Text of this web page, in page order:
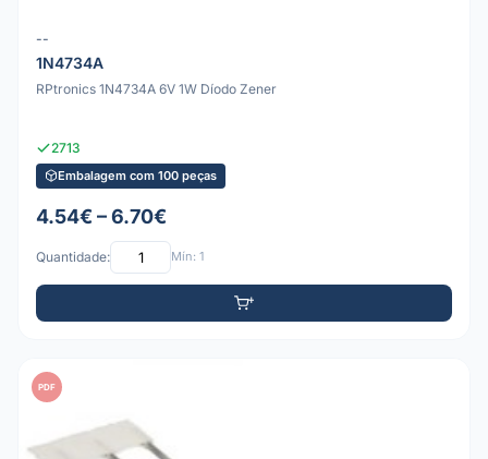
--
1N4734A
RPtronics 1N4734A 6V 1W Díodo Zener
2713
Embalagem com 100 peças
4.54€ – 6.70€
Quantidade: Mín: 1
PDF